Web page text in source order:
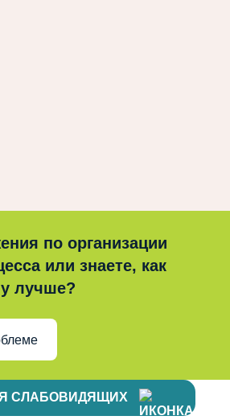
по организации
или знаете, как
лучше?
СЛАБОВИДЯЩИХ